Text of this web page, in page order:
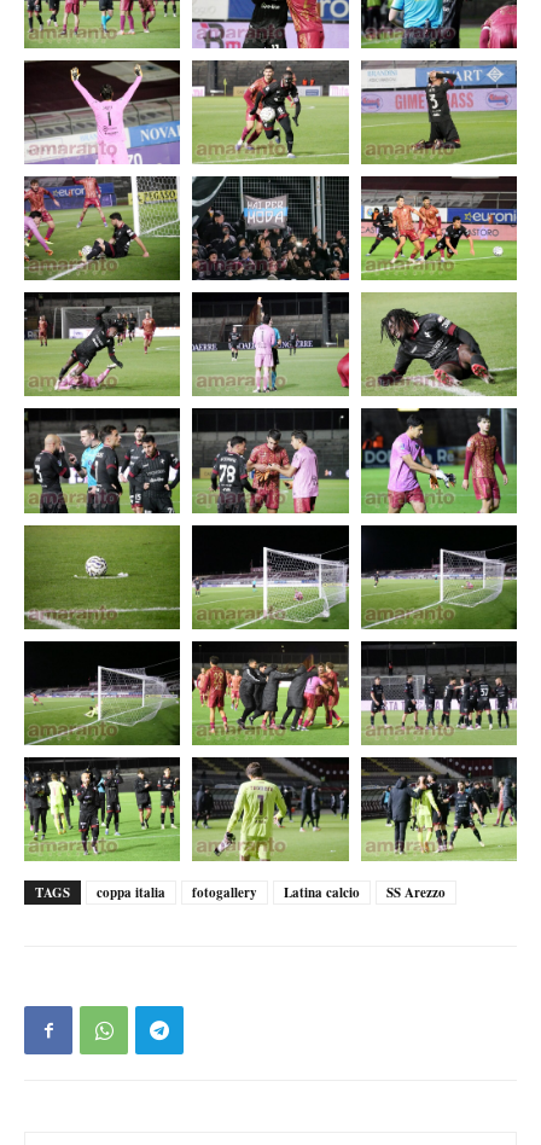
TAGS coppa italia fotogallery Latina calcio SS Arezzo